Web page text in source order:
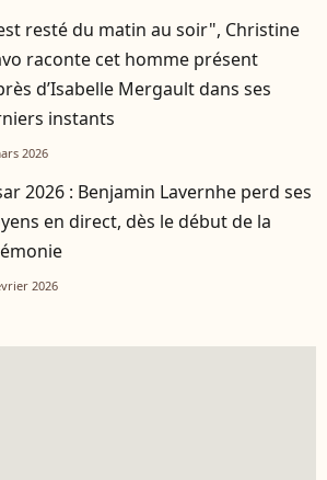
resté du matin au soir", Christine
raconte cet homme présent
d’Isabelle Mergault dans ses
instants
2026
2026 : Benjamin Lavernhe perd ses
en direct, dès le début de la
2026